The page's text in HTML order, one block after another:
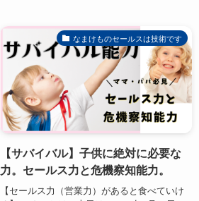
なまけものセールスは技術です
【サバイバル】子供に絶対に必要な
力。セールス力と危機察知能力。
【セールス力（営業力）があると食べていけ